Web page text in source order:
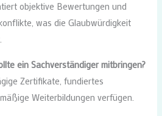
objektive Bewertungen und
was die Glaubwürdigkeit
ein Sachverständiger mitbringen?
Zertifikate, fundiertes
Weiterbildungen verfügen.